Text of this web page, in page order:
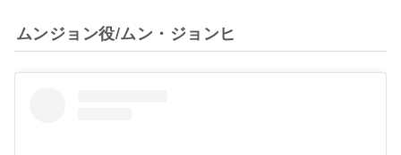
ムンジョン役/ムン・ジョンヒ